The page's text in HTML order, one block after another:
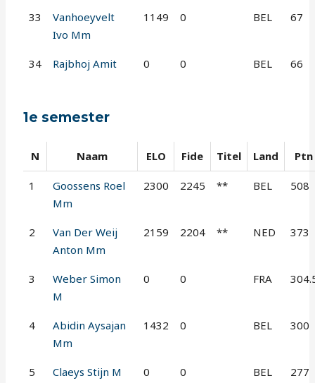
33
Vanhoeyvelt
Ivo Mm
1149 0 BEL 67
34 Rajbhoj Amit 0 0 BEL 66
1e semester
N Naam ELO Fide Titel Land Ptn
1
Goossens Roel
Mm
2300 2245 ** BEL 508
2
Van Der Weij
Anton Mm
2159 2204 ** NED 373
3
Weber Simon
M
0 0 FRA
4
Abidin Aysajan
Mm
1432 0 BEL 300
5 Claeys Stijn M 0 0 BEL 277